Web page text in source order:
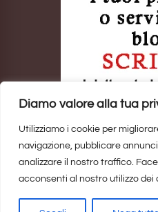
Diamo valore alla tua
Utilizziamo i cookie per
navigazione, pubblicare
analizzare il nostro traffico.
acconsenti al nostro utilizzo dei
Sito realizzato daMarina
Privacy Policy